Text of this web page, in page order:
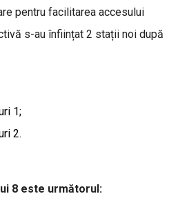
pentru facilitarea accesului
s-au înființat 2 stații noi după
1;
2.
8 este următorul: